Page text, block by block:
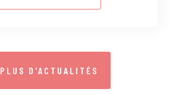
PLUS D'ACTUALITÉS